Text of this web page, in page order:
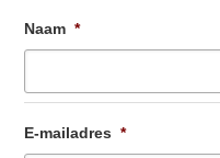
Naam *
E-mailadres *